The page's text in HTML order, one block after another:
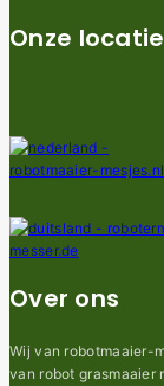
Onze locatie
Over ons
Wij van robotmaaier-
van robot grasmaaier